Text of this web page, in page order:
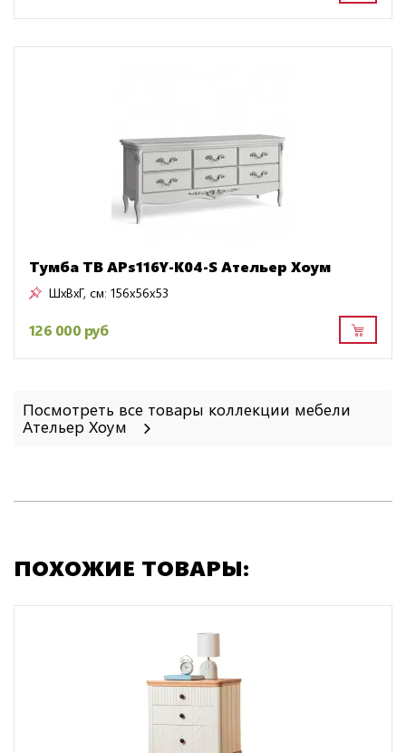
Тумба ТВ APs116Y-K04-S Ательер Хоум
ШxВxГ, см: 156x56x53
126 000 руб
Посмотреть все товары коллекции мебели
Ательер Хоум
ПОХОЖИЕ ТОВАРЫ: